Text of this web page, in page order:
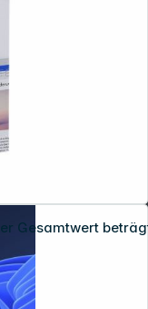
Gesamtwert
vorbehalten.